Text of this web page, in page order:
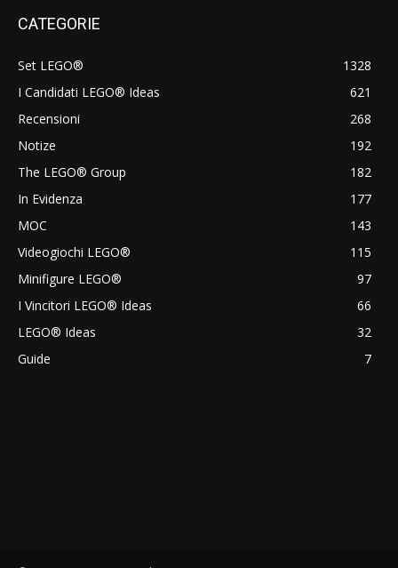
CATEGORIE
Set LEGO®
1328
I Candidati LEGO® Ideas
621
Recensioni
268
Notize
192
The LEGO® Group
182
In Evidenza
177
MOC
143
Videogiochi LEGO®
115
Minifigure LEGO®
97
I Vincitori LEGO® Ideas
66
LEGO® Ideas
32
Guide
7